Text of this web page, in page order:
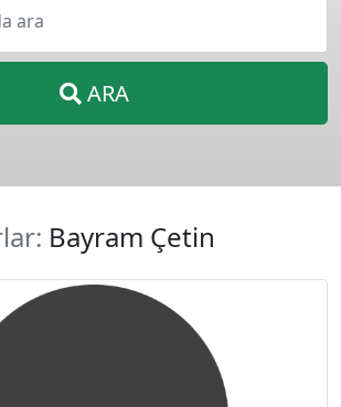
ara
ARA
Bayram Çetin